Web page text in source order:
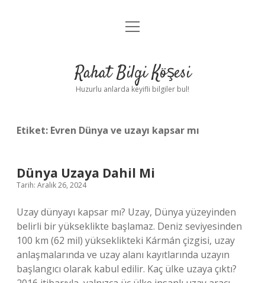
Anasayfa
Yasal Uyarı
menüyü
Rahat Bilgi Köşesi
Huzurlu anlarda keyifli bilgiler bul!
Etiket: Evren Dünya ve uzayı kapsar mı
Dünya Uzaya Dahil Mi
Tarih: Aralık 26, 2024
Uzay dünyayı kapsar mı? Uzay, Dünya yüzeyinden
belirli bir yükseklikte başlamaz. Deniz seviyesinden
100 km (62 mil) yükseklikteki Kármán çizgisi, uzay
anlaşmalarında ve uzay alanı kayıtlarında uzayın
başlangıcı olarak kabul edilir. Kaç ülke uzaya çıktı?